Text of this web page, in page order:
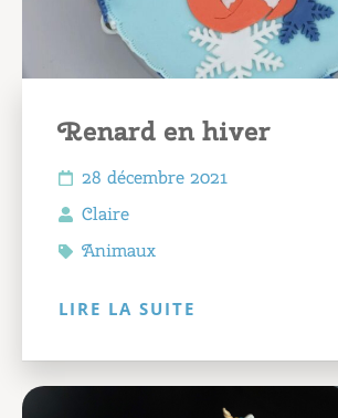
Renard en hiver
28 décembre 2021
Claire
Animaux
LIRE LA SUITE